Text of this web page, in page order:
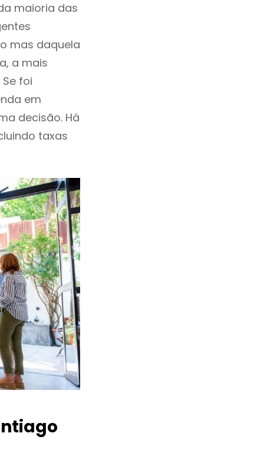
maioria das
mas daquela
a mais
foi
em
decisão. Há
taxas